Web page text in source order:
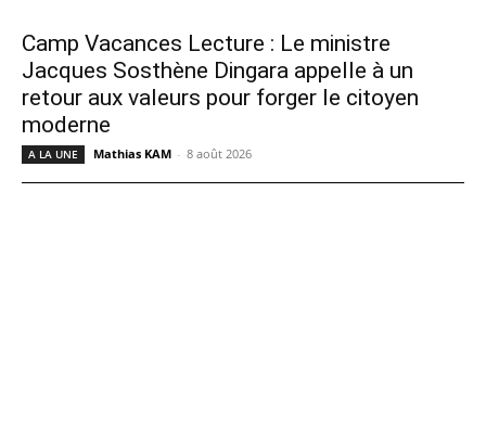
Camp Vacances Lecture : Le ministre
Jacques Sosthène Dingara appelle à un
retour aux valeurs pour forger le citoyen
moderne
A LA UNE Mathias KAM - 8 août 2026